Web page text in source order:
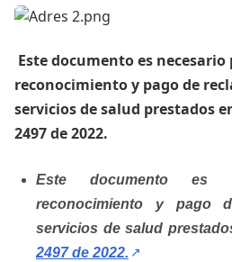
Este documento es necesario
reconocimiento y pago de
servicios de salud prestados
2497 de 2022. ​​
Este documento es
reconocimiento y pago
servicios de salud
2497 de 2022. ↗